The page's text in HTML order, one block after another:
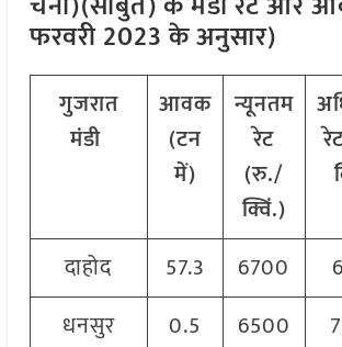
फरवरी 2023 के अनुसार)
गुजरात
मंडी
आवक
(टन
में)
न्यूनतम
रेट
(रु./
क्विं.)
दाहोद
57.3 6700
धनसुर
0.5 6500